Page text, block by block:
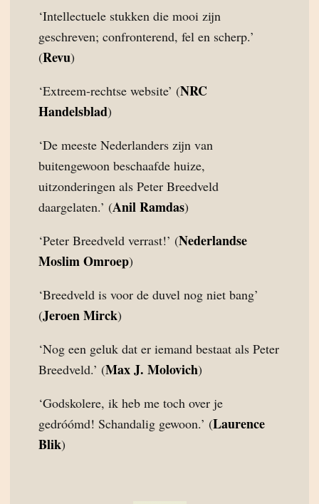
‘Intellectuele stukken die mooi zijn
geschreven; confronterend, fel en scherp.’
(Revu)
‘Extreem-rechtse website’ (NRC
Handelsblad)
‘De meeste Nederlanders zijn van
buitengewoon beschaafde huize,
uitzonderingen als Peter Breedveld
daargelaten.’ (Anil Ramdas)
‘Peter Breedveld verrast!’ (Nederlandse
Moslim Omroep)
‘Breedveld is voor de duvel nog niet bang’
(Jeroen Mirck)
‘Nog een geluk dat er iemand bestaat als Peter
Breedveld.’ (Max J. Molovich)
‘Godskolere, ik heb me toch over je
gedróómd! Schandalig gewoon.’ (Laurence
Blik)